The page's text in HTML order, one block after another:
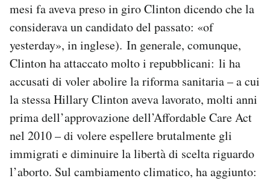
mesi fa aveva preso in giro Clinton dicendo che la
considerava un candidato del passato: «of
yesterday», in inglese). In generale, comunque,
Clinton ha attaccato molto i repubblicani: li ha
accusati di voler abolire la riforma sanitaria – a cui
la stessa Hillary Clinton aveva lavorato, molti anni
prima dell’approvazione dell’Affordable Care Act
nel 2010 – di volere espellere brutalmente gli
immigrati e diminuire la libertà di scelta riguardo
l’aborto. Sul cambiamento climatico, ha aggiunto: